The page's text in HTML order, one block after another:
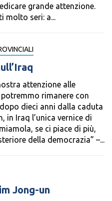
grande attenzione.
molto seri: a...
attenzione alle
rimanere con
dieci anni dalla caduta
in Iraq l’unica vernice di
se ci piace di più,
della democrazia” –...
Jong-un